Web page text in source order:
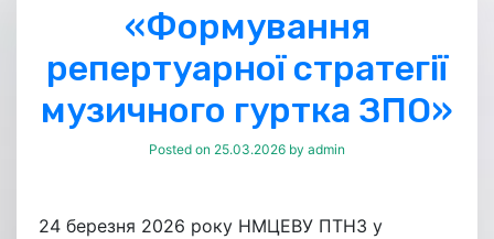
«Формування
репертуарної стратегії
музичного гуртка ЗПО»
Posted on 25.03.2026 by admin
24 березня 2026 року НМЦЕВУ ПТНЗ у